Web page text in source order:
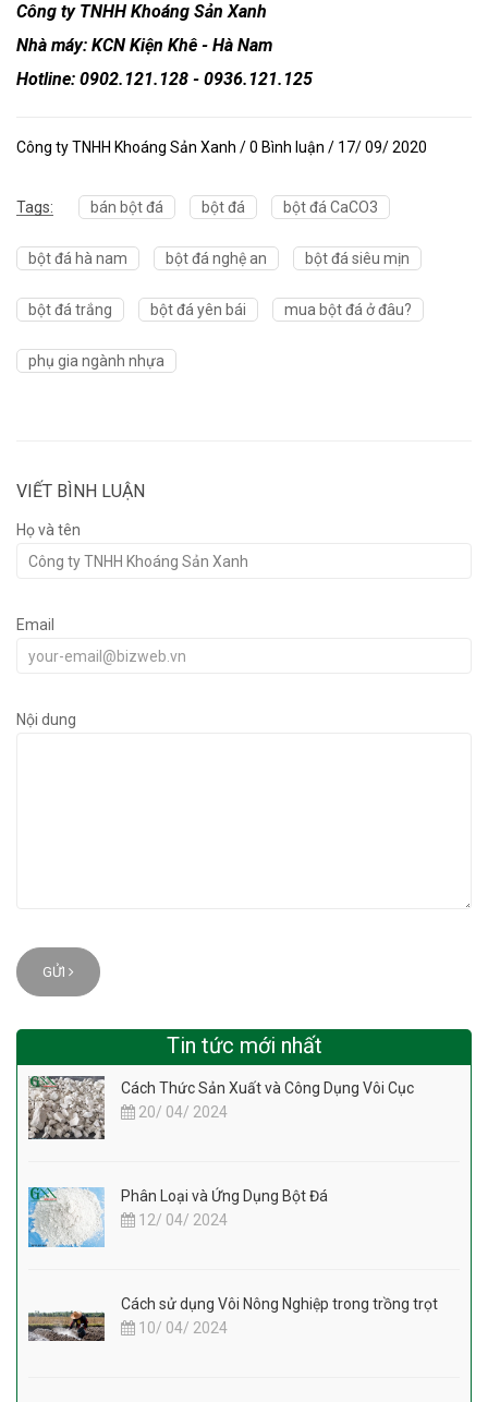
Công ty TNHH Khoáng Sản Xanh
Nhà máy: KCN Kiện Khê - Hà Nam
Hotline: 0902.121.128 - 0936.121.125
Công ty TNHH Khoáng Sản Xanh / 0 Bình luận / 17/ 09/ 2020
Tags: bán bột đá bột đá bột đá CaCO3
bột đá hà nam bột đá nghệ an bột đá siêu mịn
bột đá trắng bột đá yên bái mua bột đá ở đâu?
phụ gia ngành nhựa
VIẾT BÌNH LUẬN
Họ và tên
Email
Nội dung
GỬI
Tin tức mới nhất
Cách Thức Sản Xuất và Công Dụng Vôi Cục
20/ 04/ 2024
Phân Loại và Ứng Dụng Bột Đá
12/ 04/ 2024
Cách sử dụng Vôi Nông Nghiệp trong trồng trọt
10/ 04/ 2024